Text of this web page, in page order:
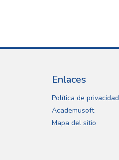
Enlaces
Política de privacidad
Academusoft
Mapa del sitio